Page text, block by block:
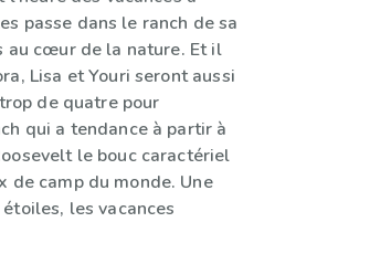
passe dans le ranch de sa
au cœur de la nature. Et il
Lisa et Youri seront aussi
de quatre pour
qui a tendance à partir à
le bouc caractériel
camp du monde. Une
les vacances